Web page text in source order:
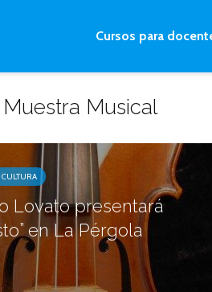
Cursos para
Musical
CULTURA
Lovato presentará
en La Pérgola